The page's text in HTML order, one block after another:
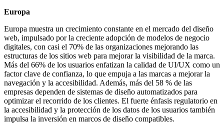
Europa
Europa muestra un crecimiento constante en el mercado del diseño
web, impulsado por la creciente adopción de modelos de negocio
digitales, con casi el 70% de las organizaciones mejorando las
estructuras de los sitios web para mejorar la visibilidad de la marca.
Más del 66% de los usuarios enfatizan la calidad de UI/UX como un
factor clave de confianza, lo que empuja a las marcas a mejorar la
navegación y la accesibilidad. Además, más del 58 % de las
empresas dependen de sistemas de diseño automatizados para
optimizar el recorrido de los clientes. El fuerte énfasis regulatorio en
la accesibilidad y la protección de los datos de los usuarios también
impulsa la inversión en marcos de diseño compatibles.